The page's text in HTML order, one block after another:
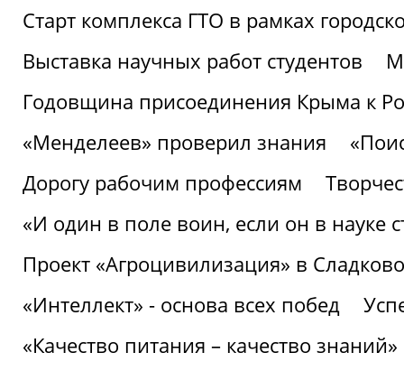
Старт комплекса ГТО в рамках
Выставка научных работ студентов
Годовщина присоединения Крыма к
«Менделеев» проверил знания
Дорогу рабочим профессиям
«И один в поле воин, если он в науке
Проект «Агроцивилизация» в Сладково
«Интеллект» - основа всех побед
«Качество питания – качество знаний»